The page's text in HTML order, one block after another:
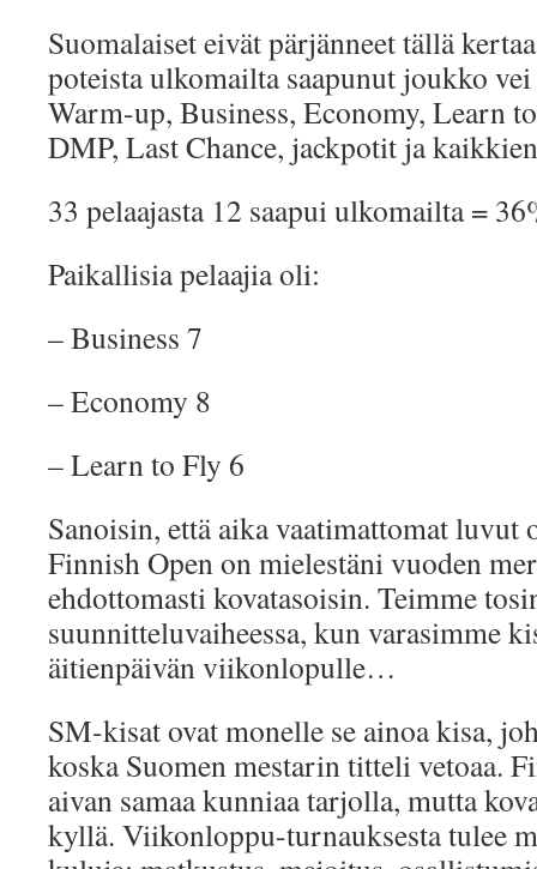
Suomalaiset eivät pärjänneet tällä
poteista ulkomailta saapunut joukko
Warm-up, Business, Economy, Learn
DMP, Last Chance, jackpotit ja
33 pelaajasta 12 saapui ulkomailta =
Paikallisia pelaajia oli:
– Business 7
– Economy 8
– Learn to Fly 6
Sanoisin, että aika vaatimattomat luvut
Finnish Open on mielestäni vuoden
ehdottomasti kovatasoisin. Teimme
suunnitteluvaiheessa, kun varasimme
äitienpäivän viikonlopulle…
SM-kisat ovat monelle se ainoa kisa,
koska Suomen mestarin titteli vetoaa.
aivan samaa kunniaa tarjolla, mutta
kyllä. Viikonloppu-turnauksesta tulee